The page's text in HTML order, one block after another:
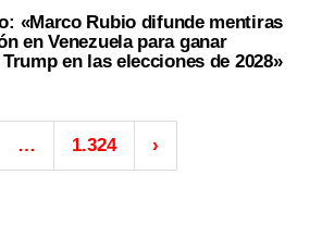
«Marco Rubio difunde mentiras
en Venezuela para ganar
en las elecciones de 2028»
… 1.324 ›